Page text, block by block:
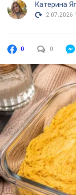
Катерина
2.07.2026
0 0